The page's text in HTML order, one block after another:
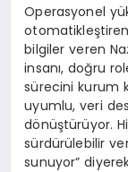
Operasyonel
otomatikleştiren
bilgiler veren
insanı, doğru
sürecini kurum
uyumlu, veri
dönüştürüyor.
sürdürülebilir
sunuyor”